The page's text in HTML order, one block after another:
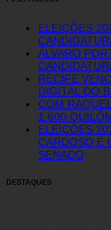
ELEIÇÕES
ÁLVARO
RECIFE
DIGITAL DO
COM
1.600
ELEIÇÕES
CARDOSO É
SENADO
DESTAQUES